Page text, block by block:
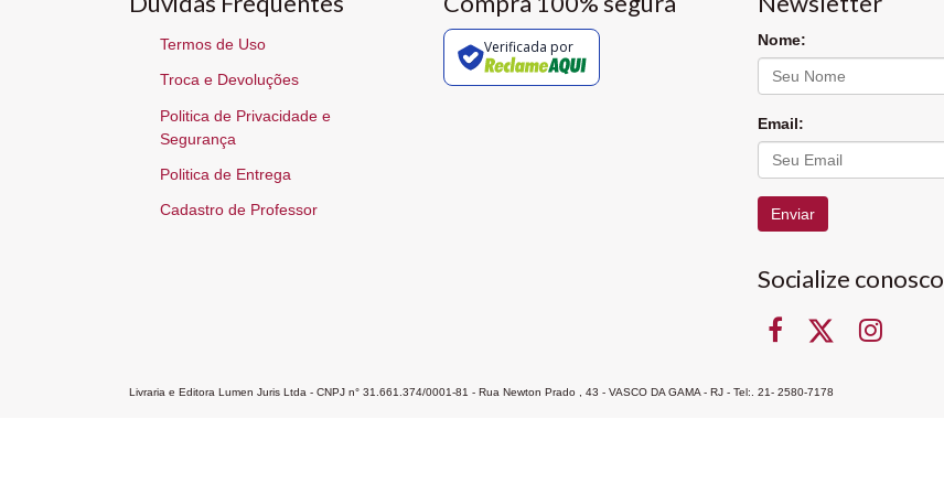
Termos de Uso
Troca e Devoluções
Politica de Privacidade e
Segurança
Politica de Entrega
Cadastro de Professor
Verificada por Nome:
Email:
Enviar
Socialize conosco
Livraria e Editora Lumen Juris Ltda - CNPJ n° 31.661.374/0001-81 - Rua Newton Prado , 43 - VASCO DA GAMA - RJ - Tel:. 21- 2580-7178